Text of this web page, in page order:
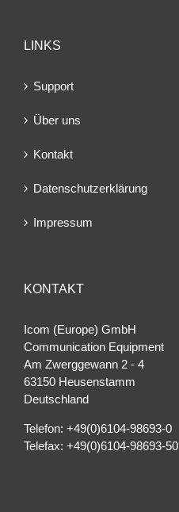
LINKS
Support
Über uns
Kontakt
Datenschutzerklärung
Impressum
KONTAKT
Icom (Europe) GmbH
Communication Equipment
Am Zwerggewann 2 ‐ 4
63150 Heusenstamm
Deutschland
Telefon: +49(0)6104-98693-0
Telefax: +49(0)6104-98693-50